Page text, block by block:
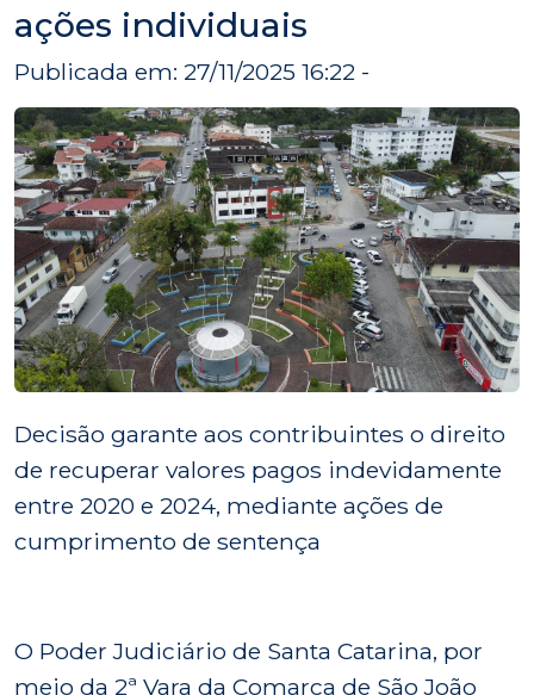
ações individuais
Publicada em: 27/11/2025 16:22 -
Decisão garante aos contribuintes o direito
de recuperar valores pagos indevidamente
entre 2020 e 2024, mediante ações de
cumprimento de sentença
O Poder Judiciário de Santa Catarina, por
meio da 2ª Vara da Comarca de São João